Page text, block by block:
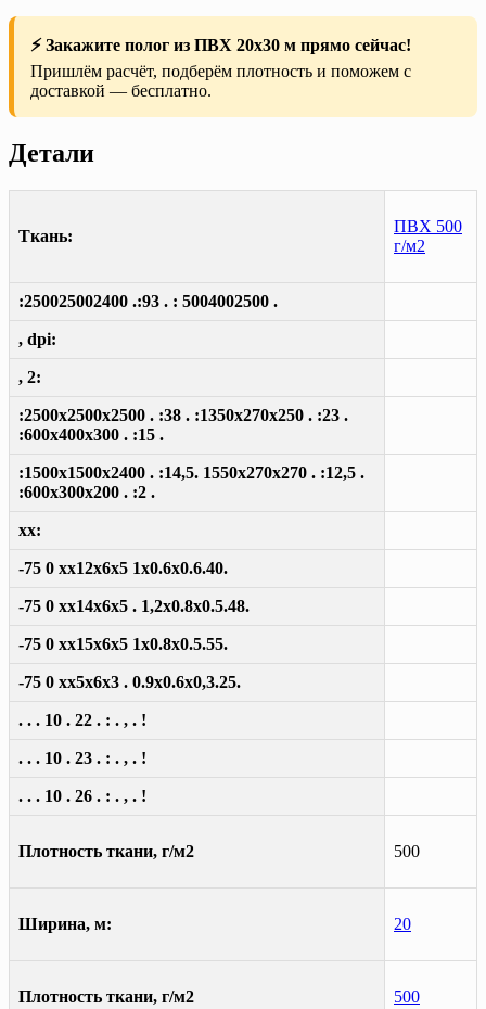
⚡ Закажите полог из ПВХ 20х30 м прямо сейчас!
Пришлём расчёт, подберём плотность и поможем с
доставкой — бесплатно.
Детали
Ткань:
ПВХ 500
г/м2
:250025002400 .:93 . : 5004002500 .
, dpi:
, 2:
:2500x2500x2500 . :38 . :1350x270x250 . :23 .
:600x400x300 . :15 .
:1500x1500x2400 . :14,5. 1550x270x270 . :12,5 .
:600x300x200 . :2 .
xx:
-75 0 xx12x6x5 1x0.6x0.6.40.
-75 0 xx14x6x5 . 1,2x0.8x0.5.48.
-75 0 xx15x6x5 1x0.8x0.5.55.
-75 0 xx5x6x3 . 0.9x0.6x0,3.25.
. . . 10 . 22 . : . , . !
. . . 10 . 23 . : . , . !
. . . 10 . 26 . : . , . !
Плотность ткани, г/м2 500
Ширина, м: 20
Плотность ткани, г/м2 500